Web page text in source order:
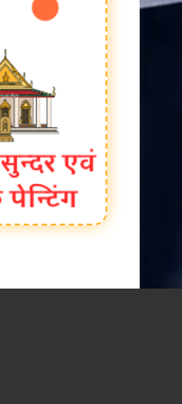
mo. 9425104324,